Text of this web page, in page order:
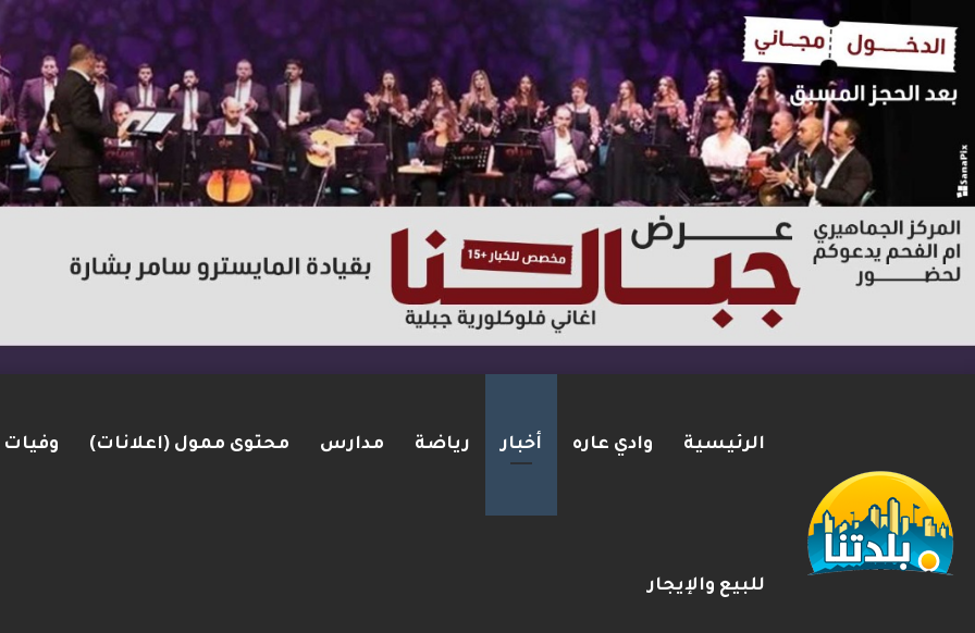
الرئيسية وادي عاره أخبار رياضة مدارس محتوى ممول (اعلانات) وفيات
للبيع والإيجار
مقتل جنديين إسرائيليين بانفجار عبوة ناسفة جنوب لبنان… وغارات جوية وردّ عسكري
الإعلانات